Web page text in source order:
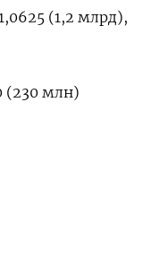
(1,2 млрд),
(230 млн)